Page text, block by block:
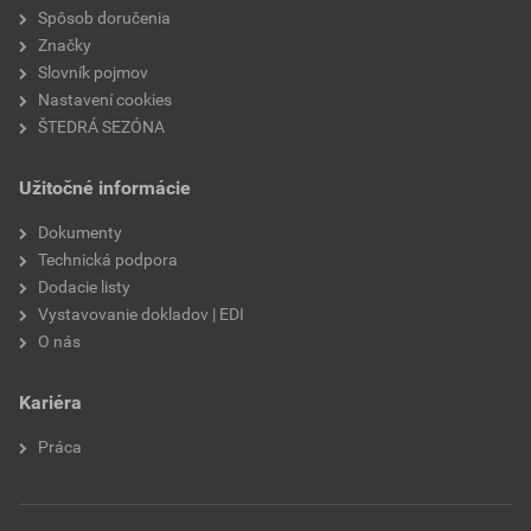
Spôsob doručenia
Značky
Slovník pojmov
Nastavení cookies
ŠTEDRÁ SEZÓNA
Užitočné informácie
Dokumenty
Technická podpora
Dodacie listy
Vystavovanie dokladov | EDI
O nás
Kariéra
Práca